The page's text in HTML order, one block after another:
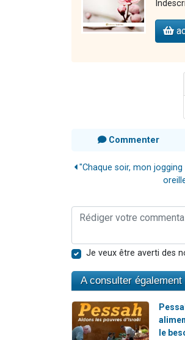
Commenter
"Chaque soir, mon
Je veux être averti des
A consulter également
le